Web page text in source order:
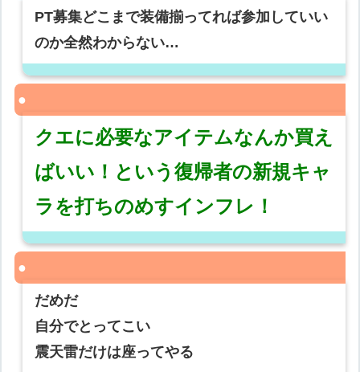
PT募集どこまで装備揃ってれば参加していい
のか全然わからない…
クエに必要なアイテムなんか買え
ばいい！という復帰者の新規キャ
ラを打ちのめすインフレ！
だめだ
自分でとってこい
震天雷だけは座ってやる